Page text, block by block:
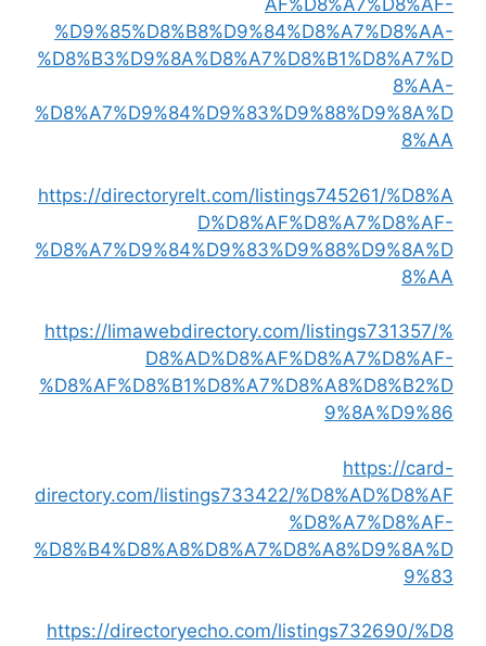
AF%D8%A7%D8%AF-
%D9%85%D8%B8%D9%84%D8%A7%D8%AA-
%D8%B3%D9%8A%D8%A7%D8%B1%D8%A7%D
8%AA-
%D8%A7%D9%84%D9%83%D9%88%D9%8A%D
8%AA
https://directoryrelt.com/listings745261/%D8%A
D%D8%AF%D8%A7%D8%AF-
%D8%A7%D9%84%D9%83%D9%88%D9%8A%D
8%AA
https://limawebdirectory.com/listings731357/%
D8%AD%D8%AF%D8%A7%D8%AF-
%D8%AF%D8%B1%D8%A7%D8%A8%D8%B2%D
9%8A%D9%86
https://card-
directory.com/listings733422/%D8%AD%D8%AF
%D8%A7%D8%AF-
%D8%B4%D8%A8%D8%A7%D8%A8%D9%8A%D
9%83
https://directoryecho.com/listings732690/%D8